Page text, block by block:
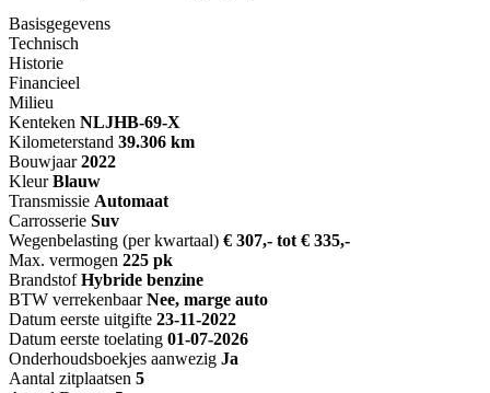
Basisgegevens
Technisch
Historie
Financieel
Milieu
Kenteken NLJHB-69-X
Kilometerstand 39.306 km
Bouwjaar 2022
Kleur Blauw
Transmissie Automaat
Carrosserie Suv
Wegenbelasting (per kwartaal) € 307,- tot € 335,-
Max. vermogen 225 pk
Brandstof Hybride benzine
BTW verrekenbaar Nee, marge auto
Datum eerste uitgifte 23-11-2022
Datum eerste toelating 01-07-2026
Onderhoudsboekjes aanwezig Ja
Aantal zitplaatsen 5